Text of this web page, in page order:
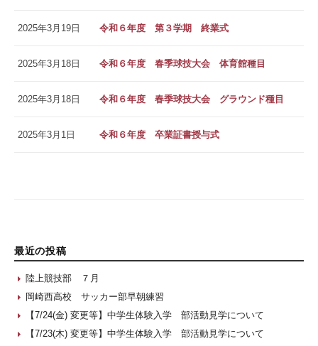
2025年3月19日 令和６年度 第３学期 終業式
2025年3月18日 令和６年度 春季球技大会 体育館種目
2025年3月18日 令和６年度 春季球技大会 グラウンド種目
2025年3月1日 令和６年度 卒業証書授与式
最近の投稿
陸上競技部 ７月
岡崎西高校 サッカー部早朝練習
【7/24(金) 変更等】中学生体験入学 部活動見学について
【7/23(木) 変更等】中学生体験入学 部活動見学について